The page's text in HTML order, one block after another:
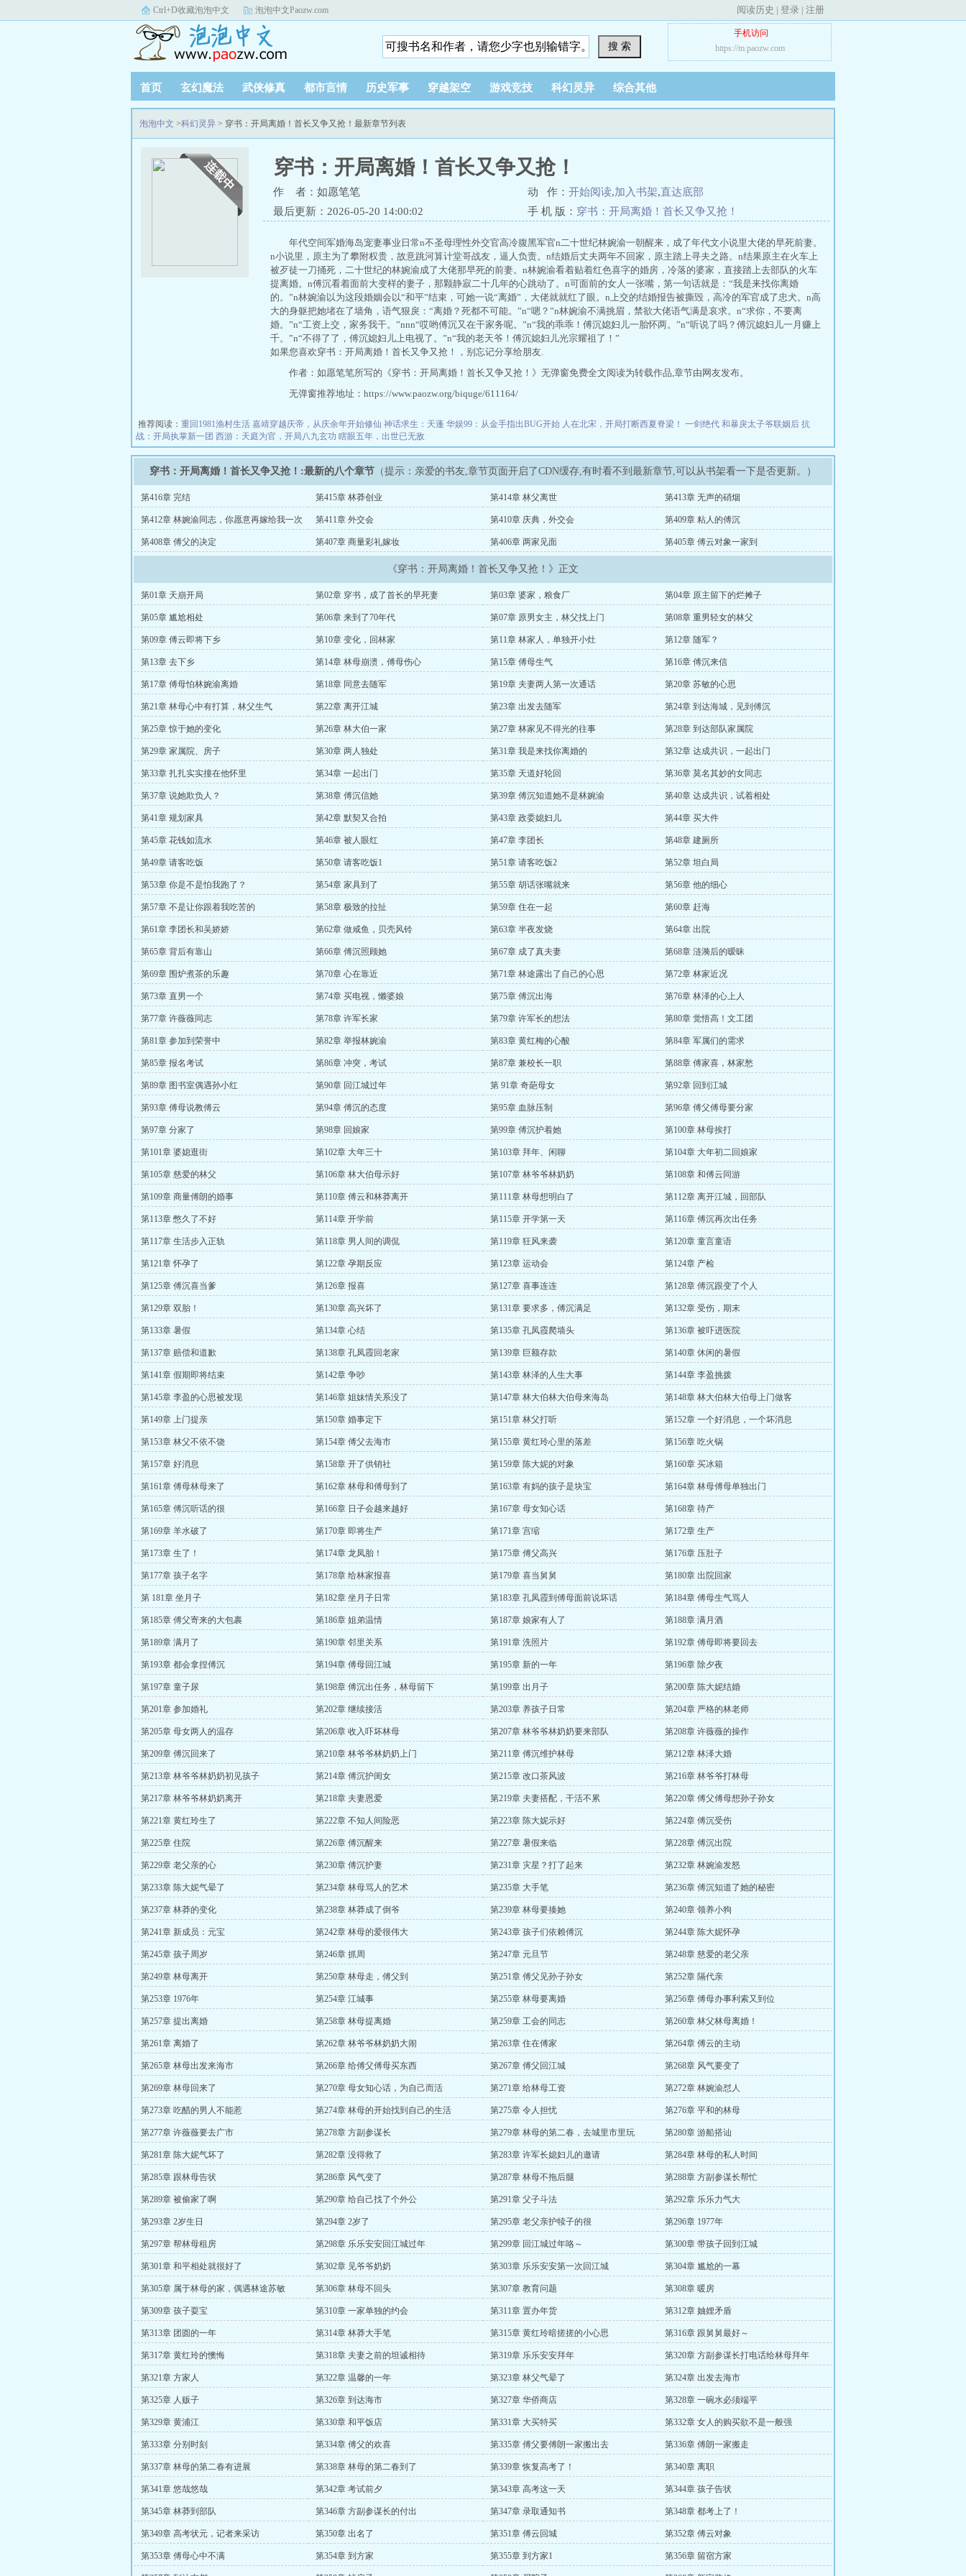
Ctrl+D收藏泡泡中文 泡泡中文Paozw.com 阅读历史 | 登录 | 注册
搜 索
手机访问
https://m.paozw.com
首页 玄幻魔法 武侠修真 都市言情 历史军事 穿越架空 游戏竞技 科幻灵异 综合其他
泡泡中文 >科幻灵异 > 穿书：开局离婚！首长又争又抢！最新章节列表
穿书：开局离婚！首长又争又抢！
作 者：如愿笔笔 动 作： 开始阅读,加入书架,直达底部
最后更新：2026-05-20 14:00:02
手 机 版： 穿书：开局离婚！首长又争又抢！
年代空间军婚海岛宠妻事业日常n不圣母理性外交官高冷腹黑军官n二十世纪林婉渝一朝醒来，成了年代文小说里大佬的早死前妻。
n小说里，原主为了攀附权贵，故意跳河算计堂哥战友，逼人负责。n结婚后丈夫两年不回家，原主踏上寻夫之路。n结果原主在火车上
被歹徒一刀捅死，二十世纪的林婉渝成了大佬那早死的前妻。n林婉渝看着贴着红色喜字的婚房，冷落的婆家，直接踏上去部队的火车
提离婚。n傅沉看着面前大变样的妻子，那颗静寂二十几年的心跳动了。n可面前的女人一张嘴，第一句话就是：“我是来找你离婚
的。”n林婉渝以为这段婚姻会以“和平”结束，可她一说“离婚”，大佬就就红了眼。n上交的结婚报告被撕毁，高冷的军官成了忠犬。n高
大的身躯把她堵在了墙角，语气狠戾：“离婚？死都不可能。”n“嗯？”n林婉渝不满挑眉，禁欲大佬语气满是哀求。n“求你，不要离
婚。”n“工资上交，家务我干。”nnn“哎哟傅沉又在干家务呢。”n“我的乖乖！傅沉媳妇儿一胎怀两。”n“听说了吗？傅沉媳妇儿一月赚上
千。”n“不得了了，傅沉媳妇儿上电视了。”n“我的老天爷！傅沉媳妇儿光宗耀祖了！”
如果您喜欢穿书：开局离婚！首长又争又抢！，别忘记分享给朋友.
作者：如愿笔笔所写的《穿书：开局离婚！首长又争又抢！》无弹窗免费全文阅读为转载作品,章节由网友发布。
无弹窗推荐地址：https://www.paozw.org/biquge/611164/
推荐阅读： 重回1981渔村生活 嘉靖穿越庆帝，从庆余年开始修仙 神话求生：天蓬 华娱99：从金手指出BUG开始 人在北宋，开局打断西夏脊梁！ 一剑绝代 和暴戾太子爷联姻后 抗
战：开局执掌新一团 西游：天庭为官，开局八九玄功 瞎眼五年，出世已无敌
穿书：开局离婚！首长又争又抢！:最新的八个章节 （提示：亲爱的书友,章节页面开启了CDN缓存,有时看不到最新章节,可以从书架看一下是否更新。）
第416章 完结 第415章 林莽创业 第414章 林父离世 第413章 无声的硝烟
第412章 林婉渝同志，你愿意再嫁给我一次
吗？
第411章 外交会 第410章 庆典，外交会 第409章 粘人的傅沉
第408章 傅父的决定 第407章 商量彩礼嫁妆 第406章 两家见面 第405章 傅云对象一家到
《穿书：开局离婚！首长又争又抢！》正文
第01章 天崩开局 第02章 穿书，成了首长的早死妻 第03章 婆家，粮食厂 第04章 原主留下的烂摊子
第05章 尴尬相处 第06章 来到了70年代 第07章 原男女主，林父找上门 第08章 重男轻女的林父
第09章 傅云即将下乡 第10章 变化，回林家 第11章 林家人，单独开小灶 第12章 随军？
第13章 去下乡 第14章 林母崩溃，傅母伤心 第15章 傅母生气 第16章 傅沉来信
第17章 傅母怕林婉渝离婚 第18章 同意去随军 第19章 夫妻两人第一次通话 第20章 苏敏的心思
第21章 林母心中有打算，林父生气 第22章 离开江城 第23章 出发去随军 第24章 到达海城，见到傅沉
第25章 惊于她的变化 第26章 林大伯一家 第27章 林家见不得光的往事 第28章 到达部队家属院
第29章 家属院、房子 第30章 两人独处 第31章 我是来找你离婚的 第32章 达成共识，一起出门
第33章 扎扎实实撞在他怀里 第34章 一起出门 第35章 天道好轮回 第36章 莫名其妙的女同志
第37章 说她欺负人？ 第38章 傅沉信她 第39章 傅沉知道她不是林婉渝 第40章 达成共识，试着相处
第41章 规划家具 第42章 默契又合拍 第43章 政委媳妇儿 第44章 买大件
第45章 花钱如流水 第46章 被人眼红 第47章 李团长 第48章 建厕所
第49章 请客吃饭 第50章 请客吃饭1 第51章 请客吃饭2 第52章 坦白局
第53章 你是不是怕我跑了？ 第54章 家具到了 第55章 胡话张嘴就来 第56章 他的细心
第57章 不是让你跟着我吃苦的 第58章 极致的拉扯 第59章 住在一起 第60章 赶海
第61章 李团长和吴娇娇 第62章 做咸鱼，贝壳风铃 第63章 半夜发烧 第64章 出院
第65章 背后有靠山 第66章 傅沉照顾她 第67章 成了真夫妻 第68章 涟漪后的暧昧
第69章 围炉煮茶的乐趣 第70章 心在靠近 第71章 林途露出了自己的心思 第72章 林家近况
第73章 直男一个 第74章 买电视，懒婆娘 第75章 傅沉出海 第76章 林泽的心上人
第77章 许薇薇同志 第78章 许军长家 第79章 许军长的想法 第80章 觉悟高！文工团
第81章 参加到荣誉中 第82章 举报林婉渝 第83章 黄红梅的心酸 第84章 军属们的需求
第85章 报名考试 第86章 冲突，考试 第87章 兼校长一职 第88章 傅家喜，林家愁
第89章 图书室偶遇孙小红 第90章 回江城过年 第 91章 奇葩母女 第92章 回到江城
第93章 傅母说教傅云 第94章 傅沉的态度 第95章 血脉压制 第96章 傅父傅母要分家
第97章 分家了 第98章 回娘家 第99章 傅沉护着她 第100章 林母挨打
第101章 婆媳逛街 第102章 大年三十 第103章 拜年、闲聊 第104章 大年初二回娘家
第105章 慈爱的林父 第106章 林大伯母示好 第107章 林爷爷林奶奶 第108章 和傅云同游
第109章 商量傅朗的婚事 第110章 傅云和林莽离开 第111章 林母想明白了 第112章 离开江城，回部队
第113章 憋久了不好 第114章 开学前 第115章 开学第一天 第116章 傅沉再次出任务
第117章 生活步入正轨 第118章 男人间的调侃 第119章 狂风来袭 第120章 童言童语
第121章 怀孕了 第122章 孕期反应 第123章 运动会 第124章 产检
第125章 傅沉喜当爹 第126章 报喜 第127章 喜事连连 第128章 傅沉跟变了个人
第129章 双胎！ 第130章 高兴坏了 第131章 要求多，傅沉满足 第132章 受伤，期末
第133章 暑假 第134章 心结 第135章 孔凤霞爬墙头 第136章 被吓进医院
第137章 赔偿和道歉 第138章 孔凤霞回老家 第139章 巨额存款 第140章 休闲的暑假
第141章 假期即将结束 第142章 争吵 第143章 林泽的人生大事 第144章 李盈挑拨
第145章 李盈的心思被发现 第146章 姐妹情关系没了 第147章 林大伯林大伯母来海岛 第148章 林大伯林大伯母上门做客
第149章 上门提亲 第150章 婚事定下 第151章 林父打听 第152章 一个好消息，一个坏消息
第153章 林父不依不饶 第154章 傅父去海市 第155章 黄红玲心里的落差 第156章 吃火锅
第157章 好消息 第158章 开了供销社 第159章 陈大妮的对象 第160章 买冰箱
第161章 傅母林母来了 第162章 林母和傅母到了 第163章 有妈的孩子是块宝 第164章 林母傅母单独出门
第165章 傅沉听话的很 第166章 日子会越来越好 第167章 母女知心话 第168章 待产
第169章 羊水破了 第170章 即将生产 第171章 宫缩 第172章 生产
第173章 生了！ 第174章 龙凤胎！ 第175章 傅父高兴 第176章 压肚子
第177章 孩子名字 第178章 给林家报喜 第179章 喜当舅舅 第180章 出院回家
第 181章 坐月子 第182章 坐月子日常 第183章 孔凤霞到傅母面前说坏话 第184章 傅母生气骂人
第185章 傅父寄来的大包裹 第186章 姐弟温情 第187章 娘家有人了 第188章 满月酒
第189章 满月了 第190章 邻里关系 第191章 洗照片 第192章 傅母即将要回去
第193章 都会拿捏傅沉 第194章 傅母回江城 第195章 新的一年 第196章 除夕夜
第197章 童子尿 第198章 傅沉出任务，林母留下 第199章 出月子 第200章 陈大妮结婚
第201章 参加婚礼 第202章 继续接活 第203章 养孩子日常 第204章 严格的林老师
第205章 母女两人的温存 第206章 收入吓坏林母 第207章 林爷爷林奶奶要来部队 第208章 许薇薇的操作
第209章 傅沉回来了 第210章 林爷爷林奶奶上门 第211章 傅沉维护林母 第212章 林泽大婚
第213章 林爷爷林奶奶初见孩子 第214章 傅沉护闺女 第215章 改口茶风波 第216章 林爷爷打林母
第217章 林爷爷林奶奶离开 第218章 夫妻恩爱 第219章 夫妻搭配，干活不累 第220章 傅父傅母想孙子孙女
第221章 黄红玲生了 第222章 不知人间险恶 第223章 陈大妮示好 第224章 傅沉受伤
第225章 住院 第226章 傅沉醒来 第227章 暑假来临 第228章 傅沉出院
第229章 老父亲的心 第230章 傅沉护妻 第231章 灾星？打了起来 第232章 林婉渝发怒
第233章 陈大妮气晕了 第234章 林母骂人的艺术 第235章 大手笔 第236章 傅沉知道了她的秘密
第237章 林莽的变化 第238章 林莽成了倒爷 第239章 林母要揍她 第240章 领养小狗
第241章 新成员：元宝 第242章 林母的爱很伟大 第243章 孩子们依赖傅沉 第244章 陈大妮怀孕
第245章 孩子周岁 第246章 抓周 第247章 元旦节 第248章 慈爱的老父亲
第249章 林母离开 第250章 林母走，傅父到 第251章 傅父见孙子孙女 第252章 隔代亲
第253章 1976年 第254章 江城事 第255章 林母要离婚 第256章 傅母办事利索又到位
第257章 提出离婚 第258章 林母提离婚 第259章 工会的同志 第260章 林父林母离婚！
第261章 离婚了 第262章 林爷爷林奶奶大闹 第263章 住在傅家 第264章 傅云的主动
第265章 林母出发来海市 第266章 给傅父傅母买东西 第267章 傅父回江城 第268章 风气要变了
第269章 林母回来了 第270章 母女知心话，为自己而活 第271章 给林母工资 第272章 林婉渝怼人
第273章 吃醋的男人不能惹 第274章 林母的开始找到自己的生活 第275章 令人担忧 第276章 平和的林母
第277章 许薇薇要去广市 第278章 方副参谋长 第279章 林母的第二春，去城里市里玩 第280章 游船搭讪
第281章 陈大妮气坏了 第282章 没得救了 第283章 许军长媳妇儿的邀请 第284章 林母的私人时间
第285章 跟林母告状 第286章 风气变了 第287章 林母不拖后腿 第288章 方副参谋长帮忙
第289章 被偷家了啊 第290章 给自己找了个外公 第291章 父子斗法 第292章 乐乐力气大
第293章 2岁生日 第294章 2岁了 第295章 老父亲护犊子的很 第296章 1977年
第297章 帮林母租房 第298章 乐乐安安回江城过年 第299章 回江城过年咯～ 第300章 带孩子回到江城
第301章 和平相处就很好了 第302章 见爷爷奶奶 第303章 乐乐安安第一次回江城 第304章 尴尬的一幕
第305章 属于林母的家，偶遇林途苏敏 第306章 林母不回头 第307章 教育问题 第308章 暖房
第309章 孩子耍宝 第310章 一家单独的约会 第311章 置办年货 第312章 妯娌矛盾
第313章 团圆的一年 第314章 林莽大手笔 第315章 黄红玲暗搓搓的小心思 第316章 跟舅舅最好～
第317章 黄红玲的懊悔 第318章 夫妻之前的坦诚相待 第319章 乐乐安安拜年 第320章 方副参谋长打电话给林母拜年
第321章 方家人 第322章 温馨的一年 第323章 林父气晕了 第324章 出发去海市
第325章 人贩子 第326章 到达海市 第327章 华侨商店 第328章 一碗水必须端平
第329章 黄浦江 第330章 和平饭店 第331章 大买特买 第332章 女人的购买欲不是一般强
第333章 分别时刻 第334章 傅父的欢喜 第335章 傅父要傅朗一家搬出去 第336章 傅朗一家搬走
第337章 林母的第二春有进展 第338章 林母的第二春到了 第339章 恢复高考了！ 第340章 离职
第341章 悠哉悠哉 第342章 考试前夕 第343章 高考这一天 第344章 孩子告状
第345章 林莽到部队 第346章 方副参谋长的付出 第347章 录取通知书 第348章 都考上了！
第349章 高考状元，记者来采访 第350章 出名了 第351章 傅云回城 第352章 傅云对象
第353章 傅母心中不满 第354章 到方家 第355章 到方家1 第356章 留宿方家